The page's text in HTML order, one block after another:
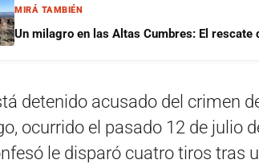
MIRÁ TAMBIÉN
Un milagro en las Altas Cumbres: El rescate
detenido acusado del crimen
ocurrido el pasado 12 de julio
le disparó cuatro tiros tras